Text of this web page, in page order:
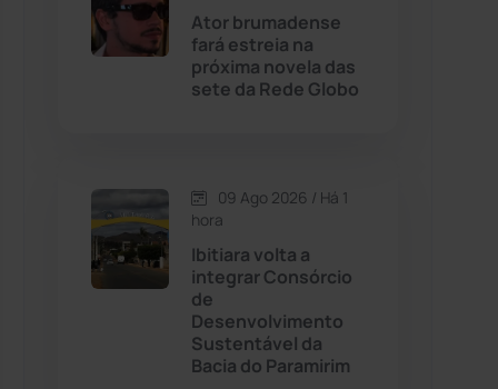
Chapada Diamantina
Cordeiros
Dom Basílio
(1236)
Ator brumadense
fará estreia na
próxima novela das
sete da Rede Globo
09 Ago 2026 / Há 1
hora
Ibitiara volta a
integrar Consórcio
de
Desenvolvimento
Sustentável da
Bacia do Paramirim